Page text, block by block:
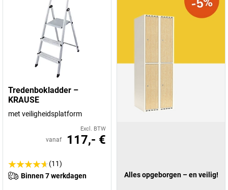
Tredenbokladder –
KRAUSE
met veiligheidsplatform
Excl. BTW
vanaf 117,- €
(11)
Binnen 7 werkdagen
Alles opgeborgen – en veilig!